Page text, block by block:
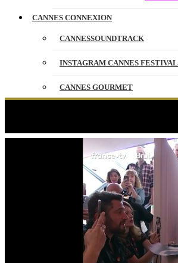
CANNES CONNEXION
CANNESSOUNDTRACK
INSTAGRAM CANNES FESTIVAL
CANNES GOURMET